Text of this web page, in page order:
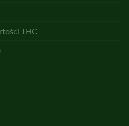
THC